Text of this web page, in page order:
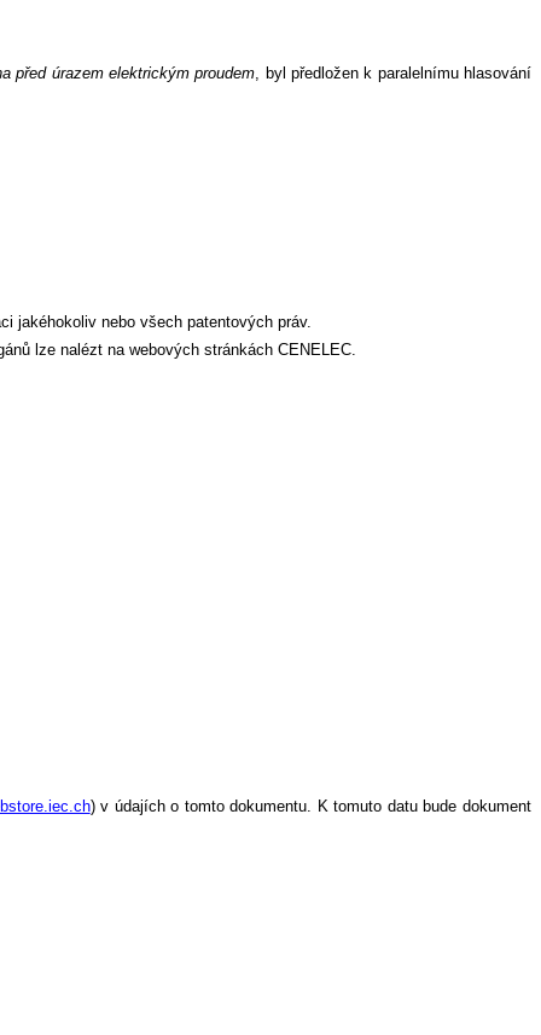
před úrazem elektrickým proudem, byl předložen k paralelnímu hlasování
jakéhokoliv nebo všech patentových práv.
lze nalézt na webových stránkách CENELEC.
) v údajích o tomto dokumentu. K tomuto datu bude dokument